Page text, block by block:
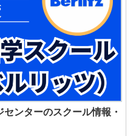
ンターのスクール情報・